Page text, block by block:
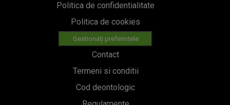
Politica de confidentialitate
Politica de cookies
Gestionați preferințele
Contact
Termeni si conditii
Cod deontologic